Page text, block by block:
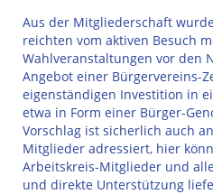
Aus der Mitgliederschaft
reichten vom aktiven Besuch
Wahlveranstaltungen vor den
Angebot einer Bürgervereins-
eigenständigen Investition in
etwa in Form einer Bürger-
Vorschlag ist sicherlich auch
Mitglieder adressiert, hier
Arbeitskreis-Mitglieder und
und direkte Unterstützung